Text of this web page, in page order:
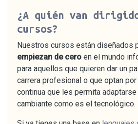
¿A quién van
cursos?
Nuestros cursos están diseñados
empiezan de cero en el mundo
para aquellos que quieren dar un
carrera profesional o que optan
continua que les permita adaptarse
cambiante como es el tecnológico.